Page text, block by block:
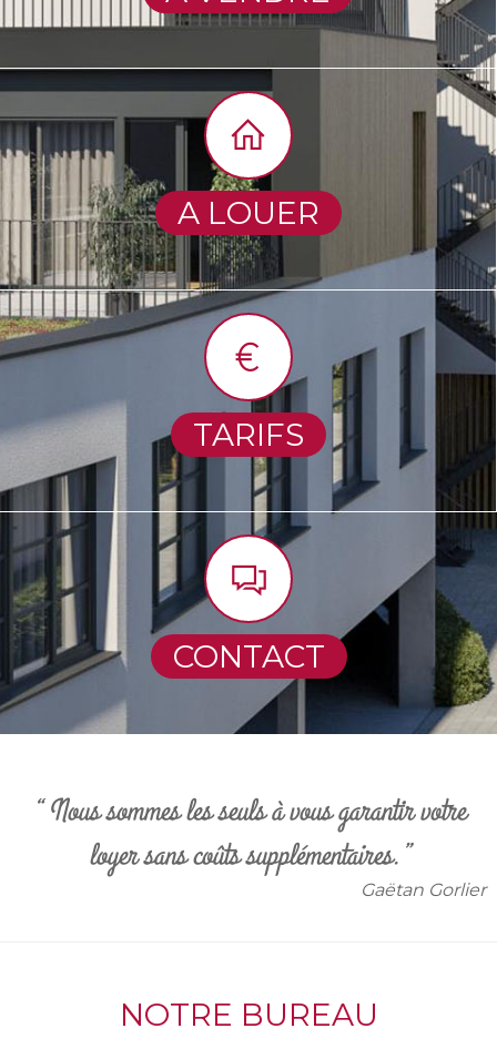
A LOUER
TARIFS
CONTACT
“ Nous sommes les seuls à vous garantir votre
loyer sans coûts supplémentaires.”
Gaëtan Gorlier
NOTRE BUREAU